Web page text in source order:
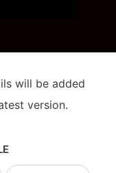
will be added
version.